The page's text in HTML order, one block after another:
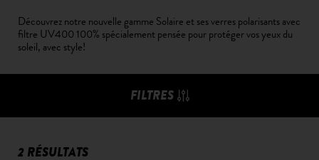
Découvrez notre nouvelle gamme Solaire et ses verres polarisants avec
filtre UV400 100% spécialement pensée pour protéger vos yeux du
soleil, avec style!
FILTRES
2 RÉSULTATS